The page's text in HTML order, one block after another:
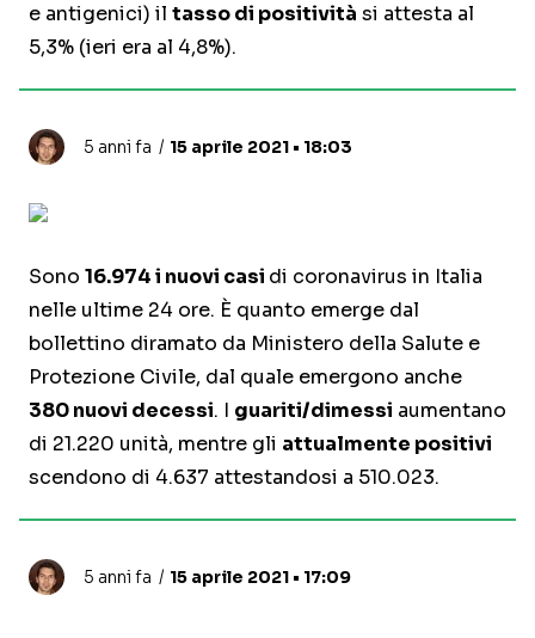
e antigenici) il tasso di positività si attesta al
5,3% (ieri era al 4,8%).
5 anni fa 15 aprile 2021 • 18:03
Sono 16.974 i nuovi casi di coronavirus in Italia
nelle ultime 24 ore. È quanto emerge dal
bollettino diramato da Ministero della Salute e
Protezione Civile, dal quale emergono anche
380 nuovi decessi. I guariti/dimessi aumentano
di 21.220 unità, mentre gli attualmente positivi
scendono di 4.637 attestandosi a 510.023.
5 anni fa 15 aprile 2021 • 17:09